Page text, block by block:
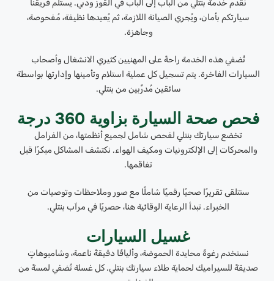
نقدم خدمة بنتلي من الباب إلى الباب في القوز ودبي. يستلم فريقنا
سيارتكم بأمان، ويُجري الصيانة اللازمة، ثم يُعيدها نظيفة، مُفحوصة،
وجاهزة.
تُضفي هذه الخدمة راحةً على المهنيين كثيري الانشغال وأصحاب
السيارات الفاخرة. يتم تسجيل كل عملية استلام وتأمينها وإدارتها بواسطة
سائقين مُدرَّبين من بنتلي.
فحص صحة السيارة بزاوية 360 درجة
تخضع سيارتك بنتلي لفحص شامل لجميع أنظمتها، من الفرامل
والمحركات إلى الإلكترونيات ومكيف الهواء. نكتشف المشاكل مبكرًا قبل
تفاقمها.
ستتلقى تقريرًا صحيًا رقميًا شاملًا مع صور وملاحظات وتوصيات من
الخبراء. تبدأ الرعاية الوقائية هنا، حصريًا في مرآب بنتلي.
غسيل السيارات
نستخدم رغوةً محايدة الحموضة، وأليافًا دقيقةً ناعمة، وشامبوهاتٍ
صديقةً للسيراميك لحماية طلاء سيارتك بنتلي. كل غسلة تُضفي لمسةً من